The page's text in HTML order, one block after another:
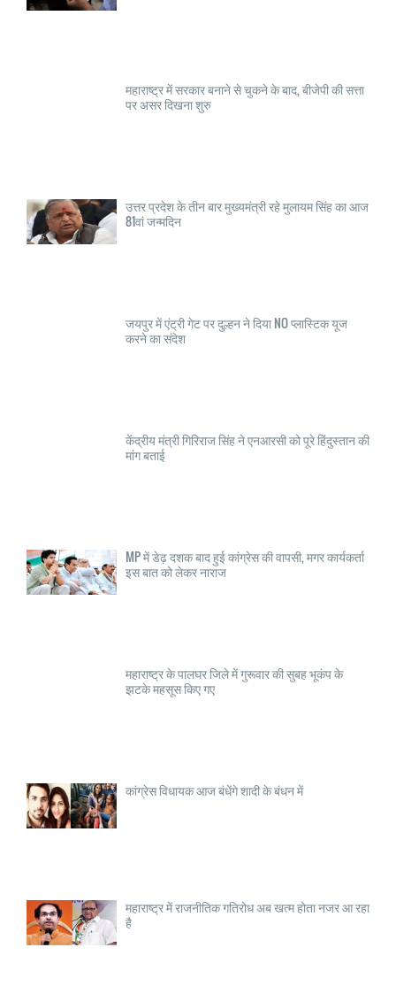
महाराष्ट्र में सरकार बनाने से चुकने के बाद, बीजेपी की सत्ता
पर असर दिखना शुरु
उत्तर प्रदेश के तीन बार मुख्यमंत्री रहे मुलायम सिंह का आज
81वां जन्मदिन
जयपुर में एंट्री गेट पर दुल्हन ने दिया NO प्लास्टिक यूज
करने का संदेश
केंद्रीय मंत्री गिरिराज सिंह ने एनआरसी को पूरे हिंदुस्तान की
मांग बताई
MP में डेढ़ दशक बाद हुई कांग्रेस की वापसी, मगर कार्यकर्ता
इस बात को लेकर नाराज
महाराष्ट्र के पालघर जिले में गुरूवार की सुबह भूकंप के
झटके महसूस किए गए
कांग्रेस विधायक आज बंधेंगे शादी के बंधन में
महाराष्ट्र में राजनीतिक गतिरोध अब खत्म होता नजर आ रहा
है